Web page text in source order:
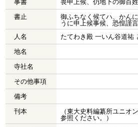
事書
畏申上候、仍地下の御百姓
書止
御ふちなく候てハ、かん
うに申上候事候、恐惶謹言
人名
たてわき殿 一いん谷道祐
地名
寺社名
その他事項
備考
刊本
（東大史料編纂所ユニオ
参照ください。）